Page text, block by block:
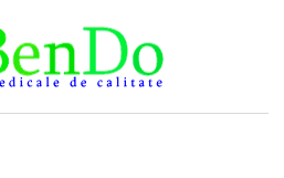
medicatia